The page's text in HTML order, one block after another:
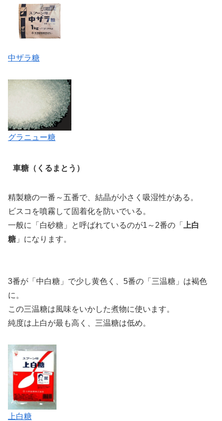
中ザラ糖
グラニュー糖
車糖（くるまとう）
精製糖の一番～五番で、結晶が小さく吸湿性がある。
ビスコを噴霧して固着化を防いでいる。
一般に「白砂糖」と呼ばれているのが1～2番の「 上白
糖 」になります。
3番が「中白糖」で少し黄色く、5番の「三温糖」は褐色
に。
この三温糖は風味をいかした煮物に使います。
純度は上白が最も高く、三温糖は低め。
上白糖